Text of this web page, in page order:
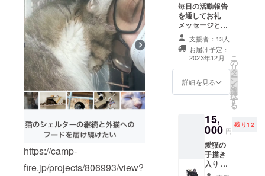
https://camp-
fire.jp/projects/806993/view?
毎日の活動報告
を通してお礼
メッセージとご
希望の方には写
真を郵送させて
いただきます。
シェルターの備
品 毛布とか消
耗品の購入に使
セージくださ
い。お礼状を添
えて郵送致しま
支援者：13人
お届け予定：
2023年12月
詳細を見る
こ
の
リ
タ
ー
ン
を
選
択
す
る
15,
000 円
残り12
愛猫の
手描き
入り 木
製 キー